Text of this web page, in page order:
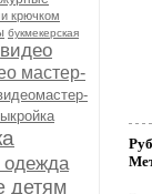
крючком
букмекерская
видео
мастер-
одежда
детям